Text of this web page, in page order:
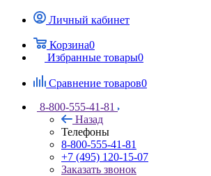
Личный кабинет
Корзина0
Избранные товары0
Сравнение товаров0
8-800-555-41-81
Назад
Телефоны
8-800-555-41-81
+7 (495) 120-15-07
Заказать звонок